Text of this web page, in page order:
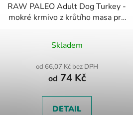
RAW PALEO Adult Dog Turkey -
mokré krmivo z krůtího masa pro
hodnocení
produktu
je
z
Skladem
od 66,07 Kč bez DPH
od 74 Kč
DETAIL